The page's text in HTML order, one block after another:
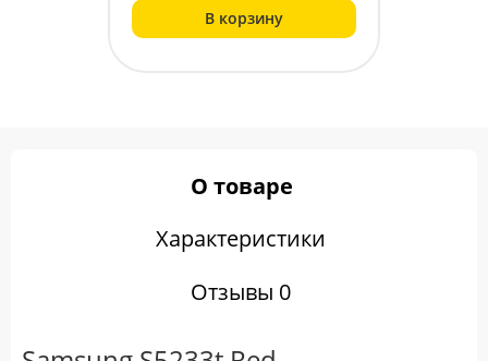
В корзину
О товаре
Характеристики
Отзывы 0